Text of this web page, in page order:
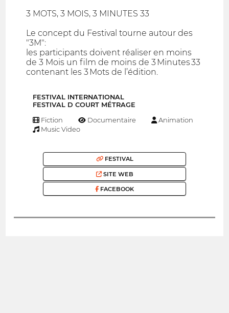
3 MOTS, 3 MOIS, 3 MINUTES 33
Le concept du Festival tourne autour des
"3M":
les participants doivent réaliser en moins
de 3 Mois un film de moins de 3 Minutes 33
contenant les 3 Mots de l’édition.
FESTIVAL INTERNATIONAL
FESTIVAL D COURT MÉTRAGE
Fiction Documentaire
Animation
Music Video
FESTIVAL
SITE WEB
FACEBOOK